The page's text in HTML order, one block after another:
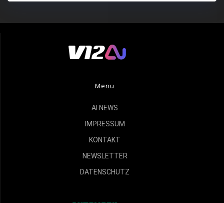
Menu
AI NEWS
IMPRESSUM
KONTAKT
NEWSLETTER
DATENSCHUTZ